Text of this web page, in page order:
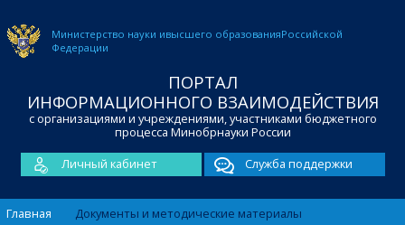
Министерство науки ивысшего образованияРоссийской
Федерации
ПОРТАЛ
ИНФОРМАЦИОННОГО ВЗАИМОДЕЙСТВИЯ
с организациями и учреждениями, участниками бюджетного
процесса Минобрнауки России
Личный кабинет
Служба поддержки
Главная
Документы и методические материалы